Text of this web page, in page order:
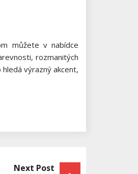
můžete v nabídce
rozmanitých
výrazný akcent,
Next Post